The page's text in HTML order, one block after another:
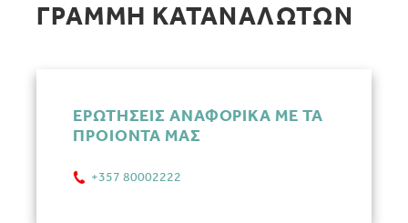
ΓΡΑΜΜΗ ΚΑΤΑΝΑΛΩΤΩΝ
ΕΡΩΤΗΣΕΙΣ ΑΝΑΦΟΡΙΚΑ ΜΕ ΤΑ
ΠΡΟΙΟΝΤΑ ΜΑΣ
+357 80002222